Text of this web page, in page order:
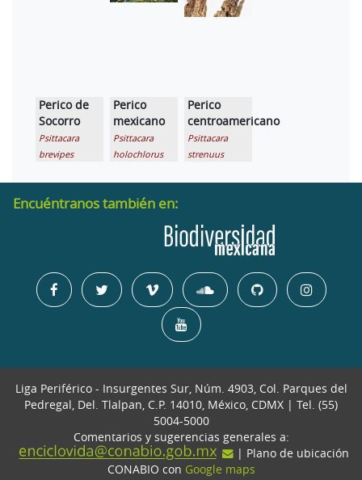
Perico de
Socorro
Psittacara
brevipes
Perico
mexicano
Psittacara
holochlorus
Perico
centroamericano
Psittacara
strenuus
Encuéntranos también en:
Liga Periférico - Insurgentes Sur, Núm. 4903, Col. Parques del
Pedregal, Del. Tlalpan, C.P. 14010, México, CDMX | Tel. (55)
5004-5000
Comentarios y sugerencias generales a:
| Plano de ubicación
CONABIO con Google maps